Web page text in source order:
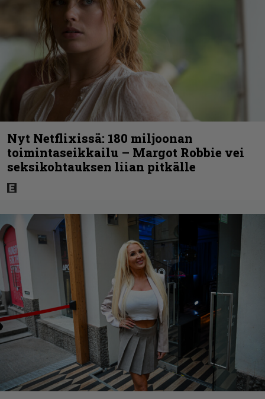
Nyt Netflixissä: 180 miljoonan
toimintaseikkailu – Margot Robbie vei
seksikohtauksen liian pitkälle